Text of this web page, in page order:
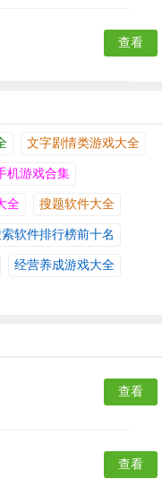
查看
文字剧情类游戏大全
机游戏合集
全 搜题软件大全
软件排行榜前十名
经营养成游戏大全
查看
查看